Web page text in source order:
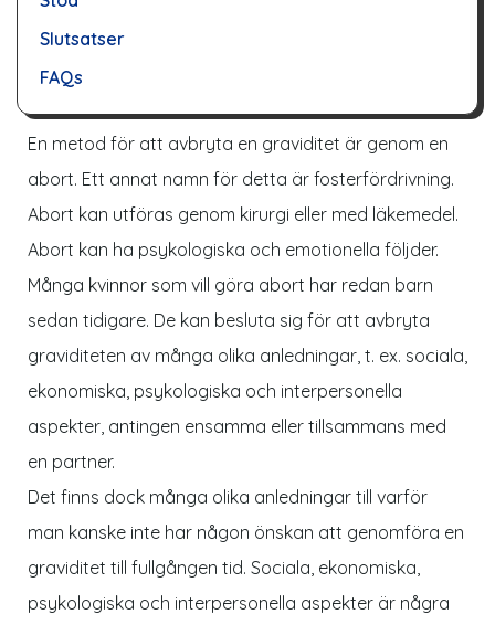
Slutsatser
FAQs
En metod för att avbryta en graviditet är genom en
abort. Ett annat namn för detta är fosterfördrivning.
Abort kan utföras genom kirurgi eller med läkemedel.
Abort kan ha psykologiska och emotionella följder.
Många kvinnor som vill göra abort har redan barn
sedan tidigare. De kan besluta sig för att avbryta
graviditeten av många olika anledningar, t. ex. sociala,
ekonomiska, psykologiska och interpersonella
aspekter, antingen ensamma eller tillsammans med
en partner.
Det finns dock många olika anledningar till varför
man kanske inte har någon önskan att genomföra en
graviditet till fullgången tid. Sociala, ekonomiska,
psykologiska och interpersonella aspekter är några